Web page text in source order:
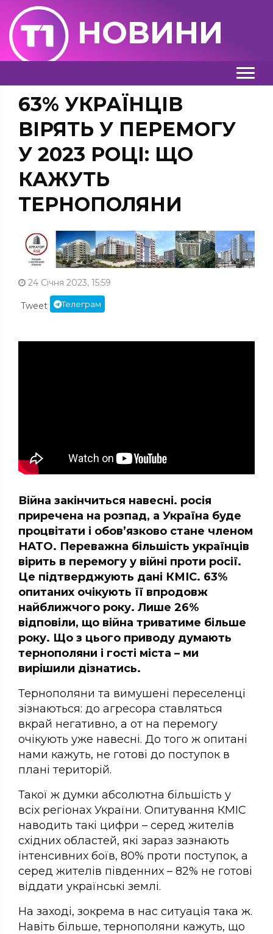
НОВИНИ
63% УКРАЇНЦІВ
ВІРЯТЬ У ПЕРЕМОГУ
У 2023 РОЦІ: ЩО
КАЖУТЬ
ТЕРНОПОЛЯНИ
24 Січня 2023, 15:59
Tweet Телеграм
Війна закінчиться навесні. росія
приречена на розпад, а Україна буде
процвітати і обов’язково стане членом
НАТО. Переважна більшість українців
вірить в перемогу у війні проти росії.
Це підтверджують дані КМІС. 63%
опитаних очікують її впродовж
найближчого року. Лише 26%
відповіли, що війна триватиме більше
року. Що з цього приводу думають
тернополяни і гості міста – ми
вирішили дізнатись.
Тернополяни та вимушені переселенці
зізнаються: до агресора ставляться
вкрай негативно, а от на перемогу
очікують уже навесні. До того ж опитані
нами кажуть, не готові до поступок в
плані територій.
Такої ж думки абсолютна більшість у
всіх регіонах України. Опитування КМІС
наводить такі цифри – серед жителів
східних областей, які зараз зазнають
інтенсивних боїв, 80% проти поступок, а
серед жителів південних – 82% не готові
віддати українські землі.
На заході, зокрема в нас ситуація така ж.
Навіть більше, тернополяни кажуть, що